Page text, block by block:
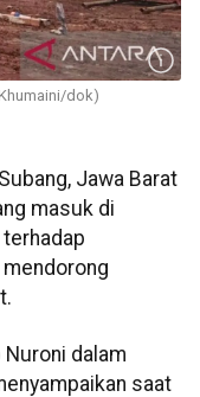
dok)
Jawa Barat
masuk di
dalam
saat